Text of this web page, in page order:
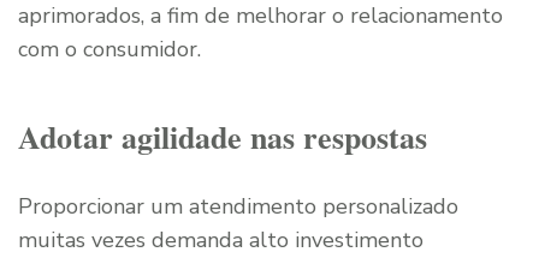
aprimorados, a fim de melhorar o relacionamento
com o consumidor.
Adotar agilidade nas respostas
Proporcionar um atendimento personalizado
muitas vezes demanda alto investimento